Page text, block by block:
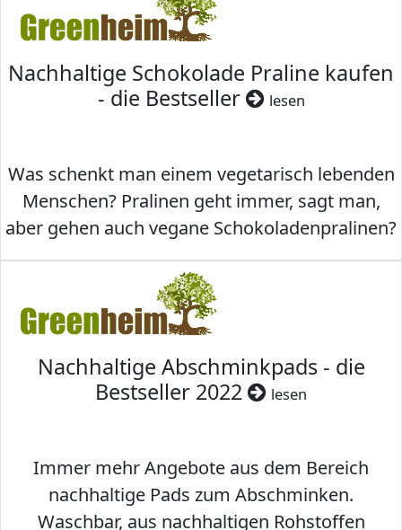
Nachhaltige Schokolade Praline kaufen
- die Bestseller
lesen
Was schenkt man einem vegetarisch lebenden
Menschen? Pralinen geht immer, sagt man,
aber gehen auch vegane Schokoladenpralinen?
Nachhaltige Abschminkpads - die
Bestseller 2022
lesen
Immer mehr Angebote aus dem Bereich
nachhaltige Pads zum Abschminken.
Waschbar, aus nachhaltigen Rohstoffen